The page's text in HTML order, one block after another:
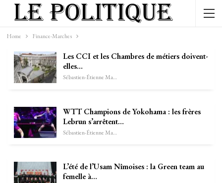
Home Finance-Marches
Les CCI et les Chambres de métiers doivent-
elles…
Sébastien-Étienne Marechal
WTT Champions de Yokohama : les frères
Lebrun s’arrêtent…
Sébastien-Étienne Marechal
L’été de l’Usam Nîmoises : la Green team au
femelle à…